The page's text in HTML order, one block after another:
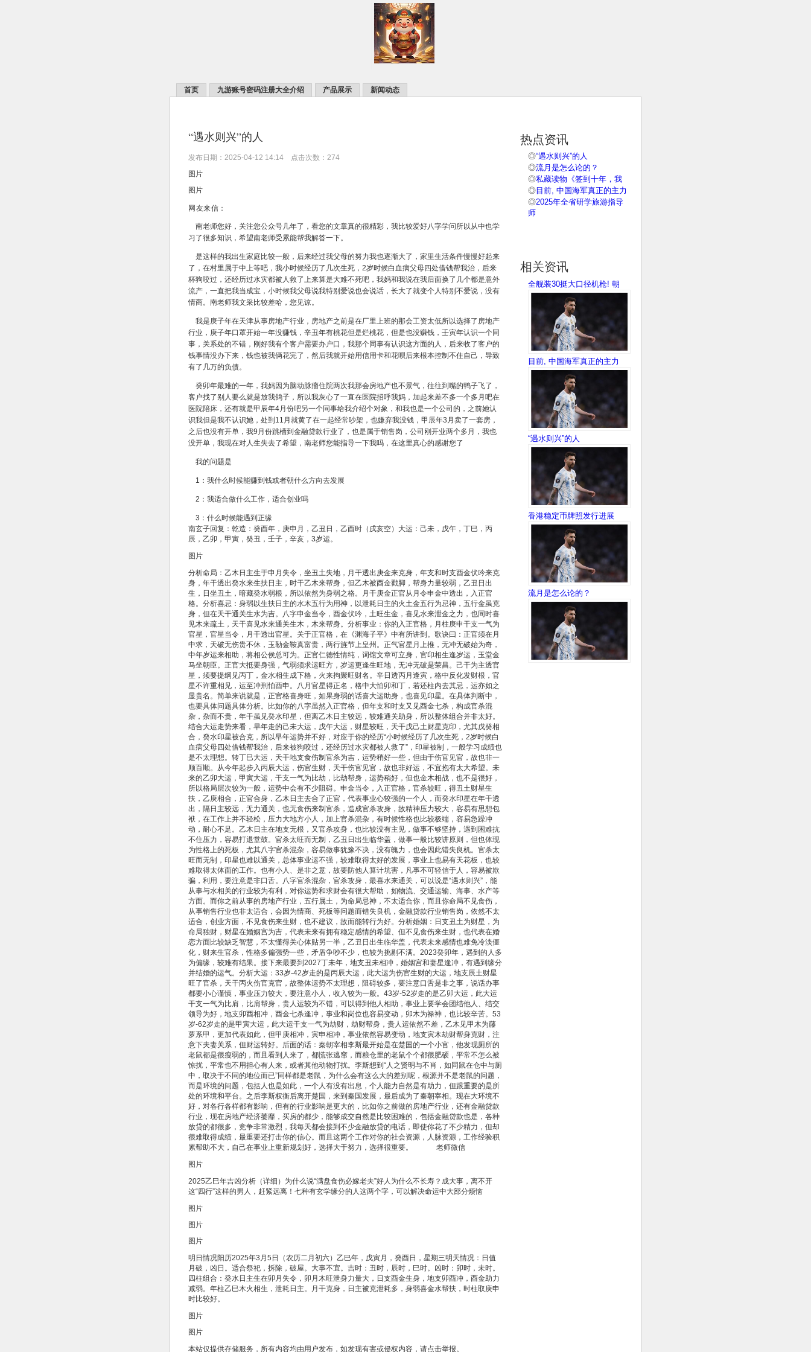
首页 九游账号密码注册大全介绍 产品展示 新闻动态
“遇水则兴”的人
发布日期：2025-04-12 14:14 点击次数：274
图片
图片
网友来信：
南老师您好，关注您公众号几年了，看您的文章真的很精彩，我比较爱好八字学问所以从中也学
习了很多知识，希望南老师受累能帮我解答一下。
是这样的我出生家庭比较一般，后来经过我父母的努力我也逐渐大了，家里生活条件慢慢好起来
了，在村里属于中上等吧，我小时候经历了几次生死，2岁时候白血病父母四处借钱帮我治，后来
杯狗咬过，还经历过水灾都被人救了上来算是大难不死吧，我妈和我说在我后面换了几个都是意外
流产，一直把我当成宝，小时候我父母说我特别爱说也会说话，长大了就变个人特别不爱说，没有
情商。南老师我文采比较差哈，您见谅。
我是庚子年在天津从事房地产行业，房地产之前是在厂里上班的那会工资太低所以选择了房地产
行业，庚子年口罩开始一年没赚钱，辛丑年有桃花但是烂桃花，但是也没赚钱，壬寅年认识一个同
事，关系处的不错，刚好我有个客户需要办户口，我那个同事有认识这方面的人，后来收了客户的
钱事情没办下来，钱也被我俩花完了，然后我就开始用信用卡和花呗后来根本控制不住自己，导致
有了几万的负债。
癸卯年最难的一年，我妈因为脑动脉瘤住院两次我那会房地产也不景气，往往到嘴的鸭子飞了，
客户找了别人要么就是放我鸽子，所以我灰心了一直在医院招呼我妈，加起来差不多一个多月吧在
医院陪床，还有就是甲辰年4月份吧另一个同事给我介绍个对象，和我也是一个公司的，之前她认
识我但是我不认识她，处到11月就黄了在一起经常吵架，也嫌弃我没钱，甲辰年3月卖了一套房，
之后也没有开单，我9月份跳槽到金融贷款行业了，也是属于销售岗，公司刚开业两个多月，我也
没开单，我现在对人生失去了希望，南老师您能指导一下我吗，在这里真心的感谢您了
我的问题是
1：我什么时候能赚到钱或者朝什么方向去发展
2：我适合做什么工作，适合创业吗
3：什么时候能遇到正缘
南玄子回复：乾造：癸酉年，庚申月，乙丑日，乙酉时（戌亥空）大运：己未，戊午，丁巳，丙
辰，乙卯，甲寅，癸丑，壬子，辛亥，3岁运。
图片
分析命局：乙木日主生于申月失令，坐丑土失地，月干透出庚金来克身，年支和时支酉金伏吟来克
身，年干透出癸水来生扶日主，时干乙木来帮身，但乙木被酉金戳脚，帮身力量较弱，乙丑日出
生，日坐丑土，暗藏癸水弱根，所以依然为身弱之格。月干庚金正官从月令申金中透出，入正官
格。分析喜忌：身弱以生扶日主的水木五行为用神，以泄耗日主的火土金五行为忌神，五行金虽克
身，但在天干通关生水为吉。八字申金当令，酉金伏吟，土旺生金，喜见水来泄金之力，也同时喜
见木来疏土，天干喜见水来通关生木，木来帮身。分析事业：你的入正官格，月柱庚申干支一气为
官星，官星当令，月干透出官星。关于正官格，在《渊海子平》中有所讲到。歌诀曰：正官须在月
中求，天破无伤贵不休，玉勒金鞍真富贵，两行旌节上皇州。正气官星月上推，无冲无破始为奇，
中年岁运来相助，将相公侯总可为。正官仁德性情纯，词馆文章可立身，官印相生逢岁运，玉堂金
马坐朝臣。正官大抵要身强，气弱须求运旺方，岁运更逢生旺地，无冲无破是荣昌。己干为主透官
星，须要提纲见丙丁，金水相生成下格，火来拘聚旺财名。辛日透丙月逢寅，格中反化发财根，官
星不许重相见，运至冲刑怕酉申。八月官星得正名，格中大怕卯和丁，若还柱内去其忌，运亦如之
显贵名。简单来说就是，正官格喜身旺，如果身弱的话喜大运助身，也喜见印星。在具体判断中，
也要具体问题具体分析。比如你的八字虽然入正官格，但年支和时支又见酉金七杀，构成官杀混
杂，杂而不贵，年干虽见癸水印星，但离乙木日主较远，较难通关助身，所以整体组合并非太好。
结合大运走势来看，早年走的己未大运，戊午大运，财星较旺，天干戊己土财星克印，尤其戊癸相
合，癸水印星被合克，所以早年运势并不好，对应于你的经历“小时候经历了几次生死，2岁时候白
血病父母四处借钱帮我治，后来被狗咬过，还经历过水灾都被人救了”，印星被制，一般学习成绩也
是不太理想。转丁巳大运，天干地支食伤制官杀为吉，运势稍好一些，但由于伤官见官，故也非一
顺百顺。从今年起步入丙辰大运，伤官生财，天干伤官见官，故也非好运，不宜抱有太大希望。未
来的乙卯大运，甲寅大运，干支一气为比劫，比劫帮身，运势稍好，但也金木相战，也不是很好，
所以格局层次较为一般，运势中会有不少阻碍。申金当令，入正官格，官杀较旺，得丑土财星生
扶，乙庚相合，正官合身，乙木日主去合了正官，代表事业心较强的一个人，而癸水印星在年干透
出，隔日主较远，无力通关，也无食伤来制官杀，造成官杀攻身，故精神压力较大，容易有思想包
袱，在工作上并不轻松，压力大地方小人，加上官杀混杂，有时候性格也比较极端，容易急躁冲
动，耐心不足。乙木日主在地支无根，又官杀攻身，也比较没有主见，做事不够坚持，遇到困难抗
不住压力，容易打退堂鼓。官杀太旺而无制，乙丑日出生临华盖，做事一般比较讲原则，但也体现
为性格上的死板，尤其八字官杀混杂，容易做事犹豫不决，没有魄力，也会因此错失良机。官杀太
旺而无制，印星也难以通关，总体事业运不强，较难取得太好的发展，事业上也易有天花板，也较
难取得太体面的工作。也有小人、是非之意，故要防他人算计坑害，凡事不可轻信于人，容易被欺
骗，利用，要注意是非口舌。八字官杀混杂，官杀攻身，最喜水来通关，可以说是“遇水则兴”，能
从事与水相关的行业较为有利，对你运势和求财会有很大帮助，如物流、交通运输、海事、水产等
方面。而你之前从事的房地产行业，五行属土，为命局忌神，不太适合你，而且你命局不见食伤，
从事销售行业也非太适合，会因为情商、死板等问题而错失良机，金融贷款行业销售岗，依然不太
适合，创业方面，不见食伤来生财，也不建议，故而能转行为好。分析婚姻：日支丑土为财星，为
命局独财，财星在婚姻宫为吉，代表未来有拥有稳定感情的希望、但不见食伤来生财，也代表在婚
恋方面比较缺乏智慧，不太懂得关心体贴另一半，乙丑日出生临华盖，代表未来感情也难免冷淡僵
化，财来生官杀，性格多偏强势一些，矛盾争吵不少，也较为挑剔不满。2023癸卯年，遇到的人多
为偏缘，较难有结果。接下来最要到2027丁未年，地支丑未相冲，婚姻宫和妻星逢冲，有遇到缘分
并结婚的运气。分析大运：33岁-42岁走的是丙辰大运，此大运为伤官生财的大运，地支辰土财星
旺了官杀，天干丙火伤官克官，故整体运势不太理想，阻碍较多，要注意口舌是非之事，说话办事
都要小心谨慎，事业压力较大，要注意小人，收入较为一般。43岁-52岁走的是乙卯大运，此大运
干支一气为比肩，比肩帮身，贵人运较为不错，可以得到他人相助，事业上要学会团结他人、结交
领导为好，地支卯酉相冲，酉金七杀逢冲，事业和岗位也容易变动，卯木为禄神，也比较辛苦。53
岁-62岁走的是甲寅大运，此大运干支一气为劫财，劫财帮身，贵人运依然不差，乙木见甲木为藤
萝系甲，更加代表如此，但甲庚相冲，寅申相冲，事业依然容易变动，地支寅木劫财帮身克财，注
意下夫妻关系，但财运转好。后面的话：秦朝宰相李斯最开始是在楚国的一个小官，他发现厕所的
老鼠都是很瘦弱的，而且看到人来了，都慌张逃窜，而粮仓里的老鼠个个都很肥硕，平常不怎么被
惊扰，平常也不用担心有人来，或者其他动物打扰。李斯想到“人之贤明与不肖，如同鼠在仓中与厕
中，取决于不同的地位而已”同样都是老鼠，为什么会有这么大的差别呢，根源并不是老鼠的问题，
而是环境的问题，包括人也是如此，一个人有没有出息，个人能力自然是有助力，但跟重要的是所
处的环境和平台。之后李斯权衡后离开楚国，来到秦国发展，最后成为了秦朝宰相。现在大环境不
好，对各行各样都有影响，但有的行业影响是更大的，比如你之前做的房地产行业，还有金融贷款
行业，现在房地产经济萎靡，买房的都少，能够成交自然是比较困难的，包括金融贷款也是，各种
放贷的都很多，竞争非常激烈，我每天都会接到不少金融放贷的电话，即使你花了不少精力，但却
很难取得成绩，最重要还打击你的信心。而且这两个工作对你的社会资源，人脉资源，工作经验积
累帮助不大，自己在事业上重新规划好，选择大于努力，选择很重要。 老师微信
图片
2025乙巳年吉凶分析（详细）为什么说“满盘食伤必嫁老夫”好人为什么不长寿？成大事，离不开
这“四行”这样的男人，赶紧远离！七种有玄学缘分的人这两个字，可以解决命运中大部分烦恼
图片
图片
图片
明日情况阳历2025年3月5日（农历二月初六）乙巳年，戊寅月，癸酉日，星期三明天情况：日值
月破，凶日。适合祭祀，拆除，破屋。大事不宜。吉时：丑时，辰时，巳时。凶时：卯时，未时。
四柱组合：癸水日主生在卯月失令，卯月木旺泄身力量大，日支酉金生身，地支卯酉冲，酉金助力
减弱。年柱乙巳木火相生，泄耗日主。月干克身，日主被克泄耗多，身弱喜金水帮扶，时柱取庚申
时比较好。
图片
图片
本站仅提供存储服务，所有内容均由用户发布，如发现有害或侵权内容，请点击举报。
热点资讯
◎“遇水则兴”的人
◎流月是怎么论的？
◎私藏读物《签到十年，我
◎目前, 中国海军真正的主力
◎2025年全省研学旅游指导
师
相关资讯
全舰装30挺大口径机枪! 朝
目前, 中国海军真正的主力
“遇水则兴”的人
香港稳定币牌照发行进展
流月是怎么论的？